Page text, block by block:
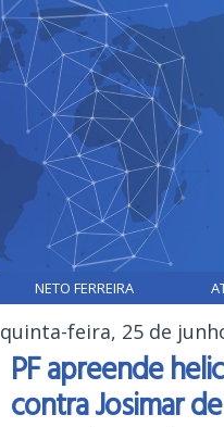
NETO FERREIRA
quinta-feira, 25 de
PF apreende
contra Josimar